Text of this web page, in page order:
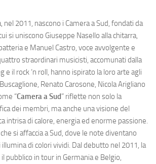
nel 2011, nascono i Camera a Sud, fondati da
si uniscono Giuseppe Nasello alla chitarra,
e Manuel Castro, voce avvolgente e
straordinari musicisti, accomunati dalla
e il rock ‘n roll, hanno ispirato la loro arte agli
Renato Carosone, Nicola Arigliano
“Camera a Sud” riflette non solo la
dei membri, ma anche una visione del
intrisa di calore, energia ed enorme passione.
si affaccia a Sud, dove le note diventano
di colori vividi. Dal debutto nel 2011, la
pubblico in tour in Germania e Belgio,